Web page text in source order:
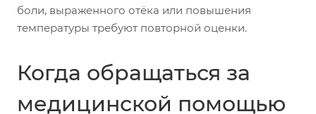
боли, выраженного отёка или повышения
температуры требуют повторной оценки.
Когда обращаться за
медицинской помощью